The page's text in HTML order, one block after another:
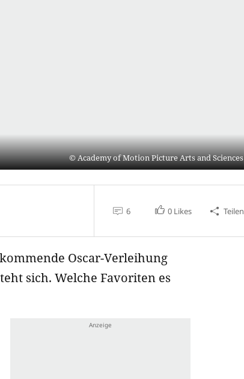
Academy of Motion Picture Arts and Sciences
6 0 Likes Teilen
Oscar-Verleihung
sich. Welche Favoriten es